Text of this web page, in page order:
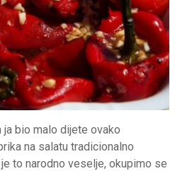
bio malo dijete ovako
na salatu tradicionalno
to narodno veselje, okupimo se